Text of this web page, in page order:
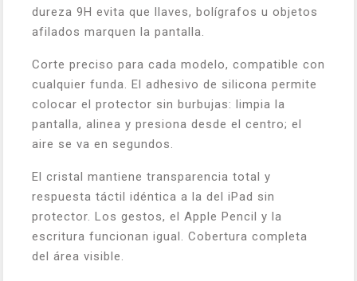
dureza 9H evita que llaves, bolígrafos u objetos
afilados marquen la pantalla.
Corte preciso para cada modelo, compatible con
cualquier funda. El adhesivo de silicona permite
colocar el protector sin burbujas: limpia la
pantalla, alinea y presiona desde el centro; el
aire se va en segundos.
El cristal mantiene transparencia total y
respuesta táctil idéntica a la del iPad sin
protector. Los gestos, el Apple Pencil y la
escritura funcionan igual. Cobertura completa
del área visible.